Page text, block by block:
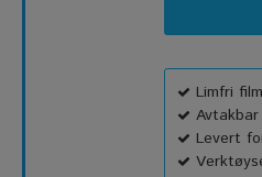
Limfri
Levert